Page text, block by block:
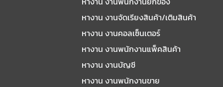
หางาน งานจัดเรียงสินค้า/เติมสินค้า
หางาน งานคอลเซ็นเตอร์
หางาน งานพนักงานแพ็คสินค้า
หางาน งานบัญชี
หางาน งานพนักงานขาย